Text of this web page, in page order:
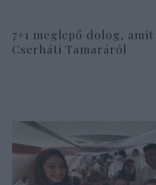
7+1 meglepő dolog,
Cserháti Tamaráról